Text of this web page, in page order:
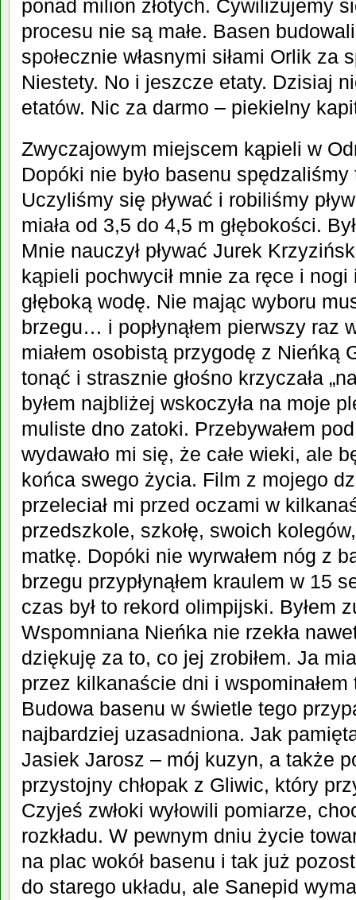
ponad milion złotych. Cywilizujemy
procesu nie są małe. Basen
społecznie własnymi siłami Orlik za
Niestety. No i jeszcze etaty. Dzisiaj
etatów. Nic za darmo – piekielny
Zwyczajowym miejscem kąpieli w
Dopóki nie było basenu spędzaliśmy
Uczyliśmy się pływać i robiliśmy
miała od 3,5 do 4,5 m głębokości.
Mnie nauczył pływać Jurek
kąpieli pochwycił mnie za ręce i nogi
głęboką wodę. Nie mając wyboru
brzegu… i popłynąłem pierwszy raz
miałem osobistą przygodę z Nieńką
tonąć i strasznie głośno krzyczała
byłem najbliżej wskoczyła na moje
muliste dno zatoki. Przebywałem
wydawało mi się, że całe wieki, ale
końca swego życia. Film z mojego
przeleciał mi przed oczami w
przedszkole, szkołę, swoich
matkę. Dopóki nie wyrwałem nóg z
brzegu przypłynąłem kraulem w 15
czas był to rekord olimpijski. Byłem
Wspomniana Nieńka nie rzekła
dziękuję za to, co jej zrobiłem. Ja
przez kilkanaście dni i
Budowa basenu w świetle tego
najbardziej uzasadniona. Jak
Jasiek Jarosz – mój kuzyn, a także
przystojny chłopak z Gliwic, który
Czyjeś zwłoki wyłowili pomiarze,
rozkładu. W pewnym dniu życie
na plac wokół basenu i tak już
do starego układu, ale Sanepid